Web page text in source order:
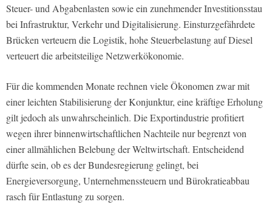
Steuer- und Abgabenlasten sowie ein zunehmender Investitionsstau
bei Infrastruktur, Verkehr und Digitalisierung. Einsturzgefährdete
Brücken verteuern die Logistik, hohe Steuerbelastung auf Diesel
verteuert die arbeitsteilige Netzwerkökonomie.
Für die kommenden Monate rechnen viele Ökonomen zwar mit
einer leichten Stabilisierung der Konjunktur, eine kräftige Erholung
gilt jedoch als unwahrscheinlich. Die Exportindustrie profitiert
wegen ihrer binnenwirtschaftlichen Nachteile nur begrenzt von
einer allmählichen Belebung der Weltwirtschaft. Entscheidend
dürfte sein, ob es der Bundesregierung gelingt, bei
Energieversorgung, Unternehmenssteuern und Bürokratieabbau
rasch für Entlastung zu sorgen.